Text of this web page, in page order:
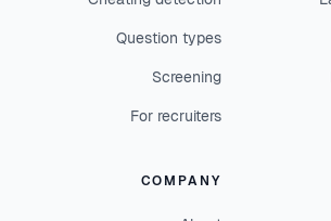
Question types
Screening
For recruiters
COMPANY